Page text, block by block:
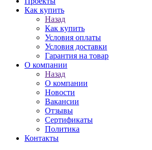
Как купить
Назад
Как купить
Условия оплаты
Условия доставки
Гарантия на товар
О компании
Назад
О компании
Новости
Вакансии
Отзывы
Сертификаты
Политика
Контакты